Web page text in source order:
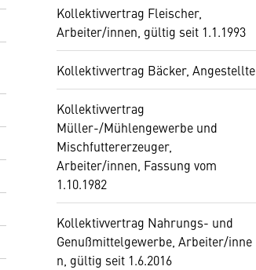
Kollektivvertrag Fleischer,
Arbeiter/innen, gültig seit 1.1.1993
Kollektivvertrag Bäcker, Angestellte
Kollektivvertrag
Müller-/Mühlengewerbe und
Mischfuttererzeuger,
Arbeiter/innen, Fassung vom
1.10.1982
Kollektivvertrag Nahrungs- und
Genußmittelgewerbe, Arbeiter/inne
n, gültig seit 1.6.2016